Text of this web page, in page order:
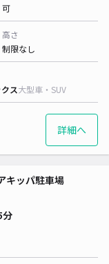
可
高さ
制限なし
ス大型車・SUV
詳細へ
キッパ駐車場
分